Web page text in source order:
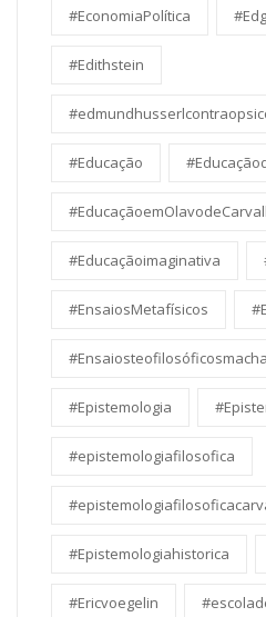
#EconomiaPolítica
#Edithstein
#Educação
#Educaçãoimaginativa
#EnsaiosMetafísicos
#Epistemologia
#epistemologiafilosofica
#Epistemologiahistorica
#Ericvoegelin